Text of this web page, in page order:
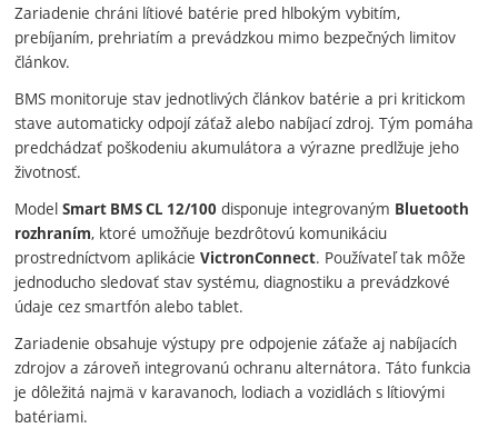
Zariadenie chráni lítiové batérie pred hlbokým vybitím,
prebíjaním, prehriatím a prevádzkou mimo bezpečných limitov
článkov.
BMS monitoruje stav jednotlivých článkov batérie a pri kritickom
stave automaticky odpojí záťaž alebo nabíjací zdroj. Tým pomáha
predchádzať poškodeniu akumulátora a výrazne predlžuje jeho
životnosť.
ModelSmart BMS CL 12/100 disponuje integrovaným Bluetooth
rozhraním, ktoré umožňuje bezdrôtovú komunikáciu
prostredníctvom aplikácieVictronConnect. Používateľ tak môže
jednoducho sledovať stav systému, diagnostiku a prevádzkové
údaje cez smartfón alebo tablet.
Zariadenie obsahuje výstupy pre odpojenie záťaže aj nabíjacích
zdrojov a zároveň integrovanú ochranu alternátora. Táto funkcia
je dôležitá najmä v karavanoch, lodiach a vozidlách s lítiovými
batériami.